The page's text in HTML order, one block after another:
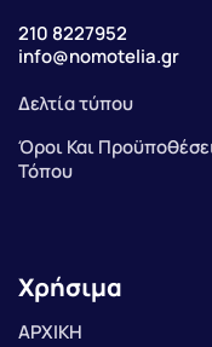
210 8227952
info@nomotelia.gr
Δελτία τύπου
Όροι Και
Τόπου
Χρήσιμα
ΑΡΧΙΚΗ